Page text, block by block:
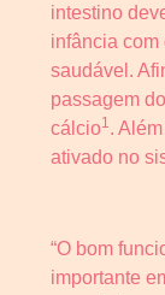
intestino
infância com
saudável.
passagem
cálcio1 .
ativado no
“O bom
importante